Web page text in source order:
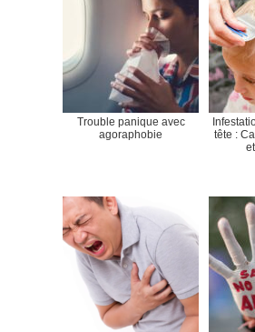
Trouble panique avec
agoraphobie
tête :